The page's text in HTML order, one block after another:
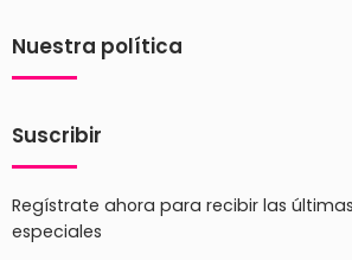
Nuestra política
Suscribir
Regístrate ahora para recibir las
especiales